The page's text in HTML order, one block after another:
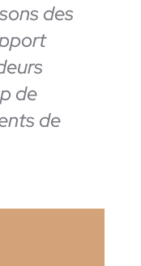
des
de
de